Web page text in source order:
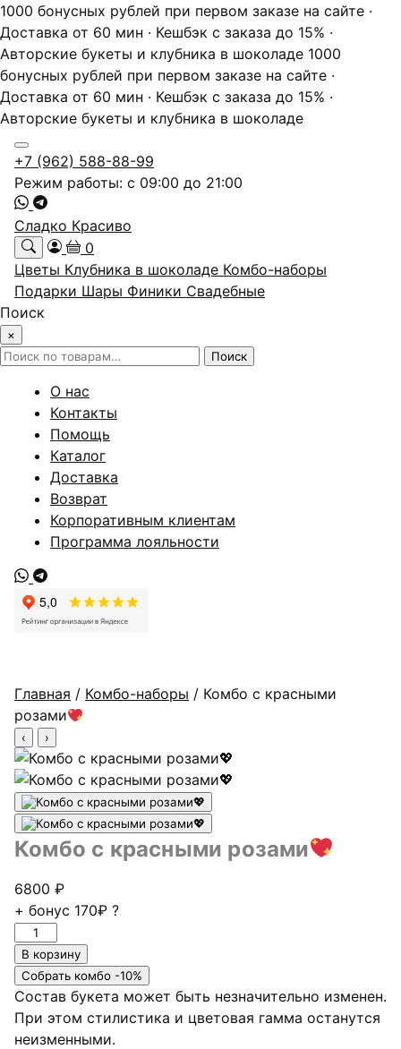
1000 бонусных рублей при первом заказе на сайте ·
Доставка от 60 мин · Кешбэк с заказа до 15% ·
Авторские букеты и клубника в шоколаде 1000
бонусных рублей при первом заказе на сайте ·
Доставка от 60 мин · Кешбэк с заказа до 15% ·
Авторские букеты и клубника в шоколаде
+7 (962) 588-88-99
Режим работы: с 09:00 до 21:00
Сладко Красиво
0
Цветы Клубника в шоколаде Комбо-наборы
Подарки Шары Финики Свадебные
Поиск
×
Искать: Поиск
О нас
Контакты
Помощь
Каталог
Доставка
Возврат
Корпоративным клиентам
Программа лояльности
Главная / Комбо-наборы / Комбо с красными
розами
‹ ›
Комбо с красными розами
6800 ₽
+ бонус 170₽ ?
Количество
товара
Комбо
с
красными
розами
В корзину
Собрать комбо -10%
Состав букета может быть незначительно изменен.
При этом стилистика и цветовая гамма останутся
неизменными.